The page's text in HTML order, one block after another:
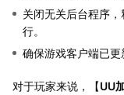
关闭无关后台程序
行。
确保游戏客户端已更
对于玩家来说，【UU